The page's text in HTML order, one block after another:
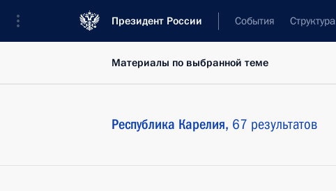
Президент России События Структура
Материалы по выбранной теме
Республика Карелия, 67 результатов